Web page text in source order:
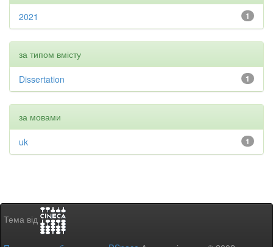
1
2021
за типом вмісту
1
Dissertation
за мовами
1
uk
Тема від